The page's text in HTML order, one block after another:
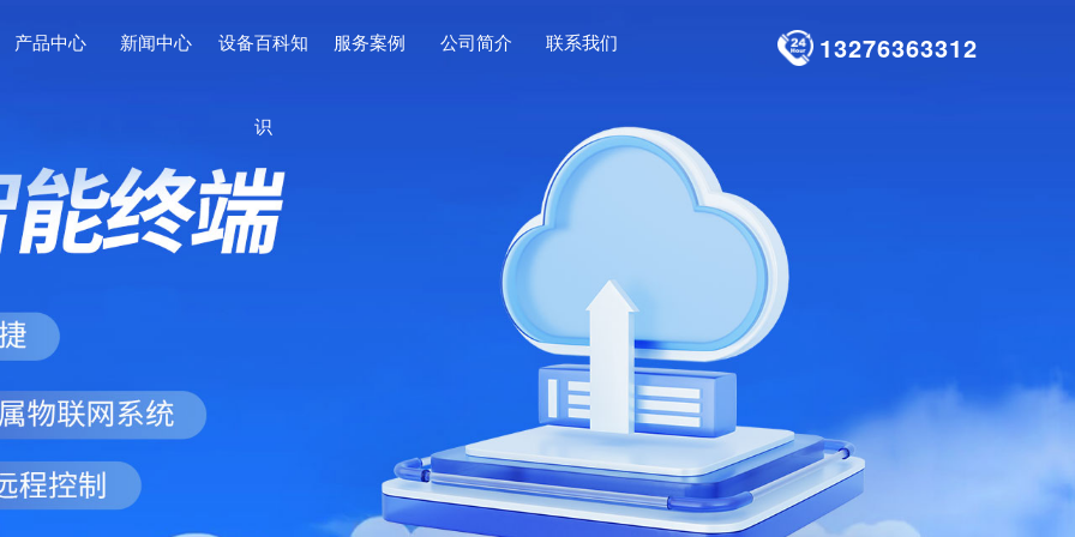
13276363312
产品中心 新闻中心 设备百科知
识
服务案例 公司简介 联系我们